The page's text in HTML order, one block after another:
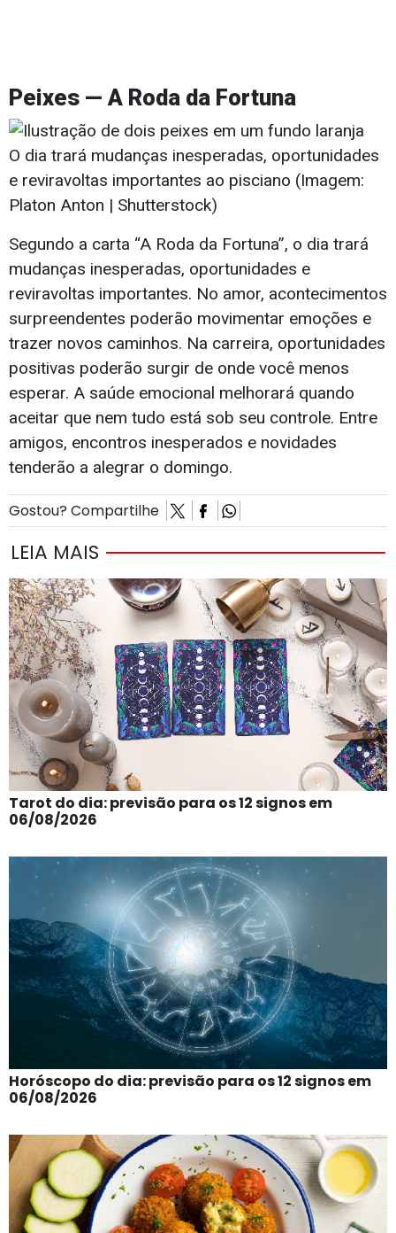
Peixes — A Roda da Fortuna
O dia trará mudanças inesperadas, oportunidades
e reviravoltas importantes ao pisciano (Imagem:
Platon Anton | Shutterstock)
Segundo a carta “A Roda da Fortuna”, o dia trará
mudanças inesperadas, oportunidades e
reviravoltas importantes. No amor, acontecimentos
surpreendentes poderão movimentar emoções e
trazer novos caminhos. Na carreira, oportunidades
positivas poderão surgir de onde você menos
esperar. A saúde emocional melhorará quando
aceitar que nem tudo está sob seu controle. Entre
amigos, encontros inesperados e novidades
tenderão a alegrar o domingo.
Gostou? Compartilhe
LEIA MAIS
Tarot do dia: previsão para os 12 signos em
06/08/2026
Horóscopo do dia: previsão para os 12 signos em
06/08/2026